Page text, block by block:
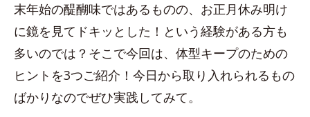
末年始の醍醐味ではあるものの、お正月休み明け
に鏡を見てドキッとした！という経験がある方も
多いのでは？そこで今回は、体型キープのための
ヒントを3つご紹介！今日から取り入れられるもの
ばかりなのでぜひ実践してみて。